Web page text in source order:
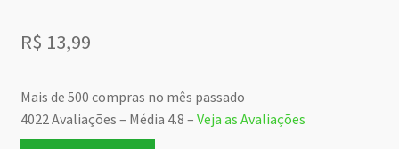
R$ 13,99
Mais de 500 compras no mês passado
4022 Avaliações – Média 4.8 – Veja as Avaliações